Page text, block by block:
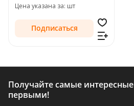
Цена указана за: шт
Подписаться
Получайте самые интересные
первыми!